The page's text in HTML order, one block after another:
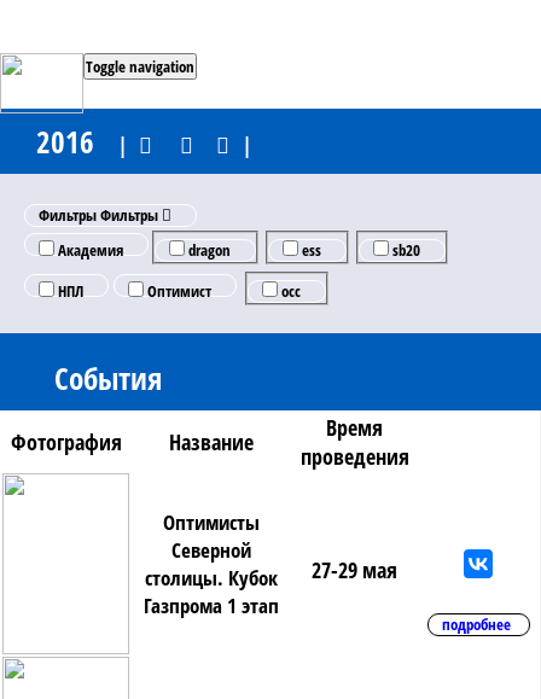
Toggle navigation
2016 | |
ФильтрыФильтры
Академия
dragon ess
sb20
НПЛ
Оптимист occ
События
Фотография Название
Время
проведения
Оптимисты
Северной
столицы. Кубок
Газпрома 1 этап
27-29 мая
подробнее